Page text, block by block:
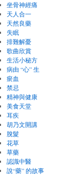
坐骨神經痛
天人合一
天然良藥
失眠
排難解憂
歌曲欣賞
生活小秘方
病由 “心” 生
瘀血
禁忌
精神與健康
美食天堂
耳疾
胡乃文開講
脫髮
花草
草藥
認識中醫
說“藥” 的故事